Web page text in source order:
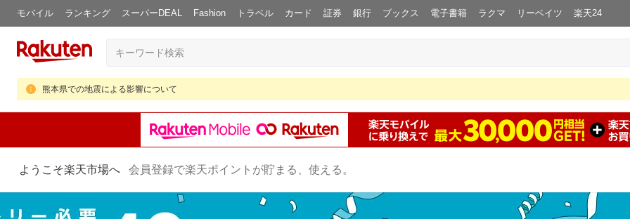
モバイル ランキング スーパーDEAL Fashion トラベル カード 証券 銀行 ブックス 電子書籍 ラクマ リーベイツ 楽天24
熊本県での地震による影響について
ようこそ楽天市場へ 会員登録で楽天ポイントが貯まる、使える。